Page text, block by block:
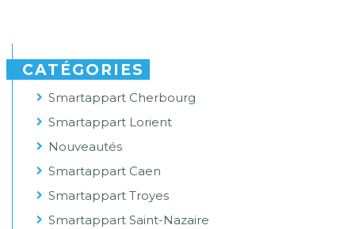
CATÉGORIES
Smartappart Cherbourg
Smartappart Lorient
Nouveautés
Smartappart Caen
Smartappart Troyes
Smartappart Saint-Nazaire